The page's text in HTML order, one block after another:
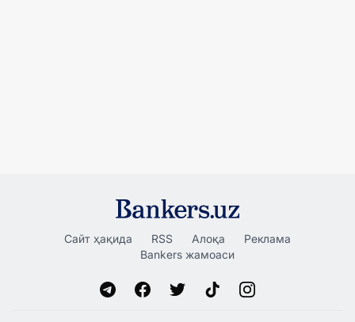
Сайт ҳақида RSS Алоқа
Реклама
Bankers жамоаси